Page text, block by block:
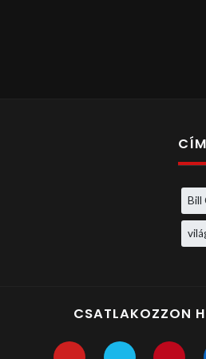
Bill
CSATLAKOZZON